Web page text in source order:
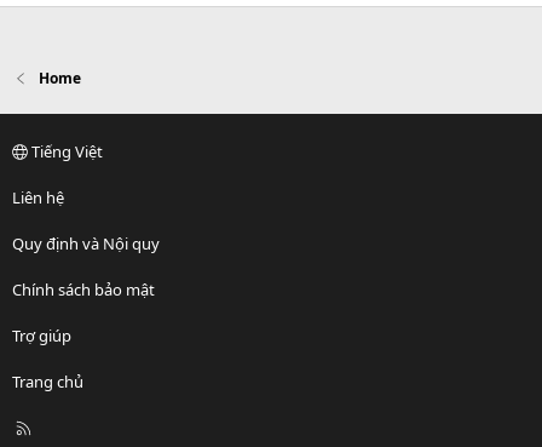
Home
Tiếng Việt
Liên hệ
Quy định và Nội quy
Chính sách bảo mật
Trợ giúp
Trang chủ
R